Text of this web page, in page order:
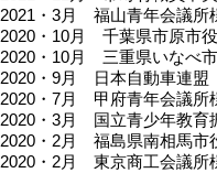
2021・3月 福山青年会議所
2020・10月 千葉県市原市
2020・10月 三重県いなべ
2020・9月 日本自動車連盟
2020・7月 甲府青年会議所
2020・3月 国立青少年教育
2020・2月 福島県南相馬市
2020・2月 東京商工会議所